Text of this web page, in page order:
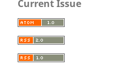
Current Issue